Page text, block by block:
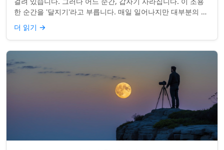
한 순간을 '달지기'라고 부릅니다. 매일 일어나지만 대부분의 사
람들은 놓치곤 합니다. 핵심 ...
더 읽기 →